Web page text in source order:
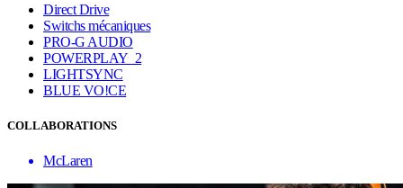
Direct Drive
Switchs mécaniques
PRO-G AUDIO
POWERPLAY 2
LIGHTSYNC
BLUE VO!CE
COLLABORATIONS
McLaren